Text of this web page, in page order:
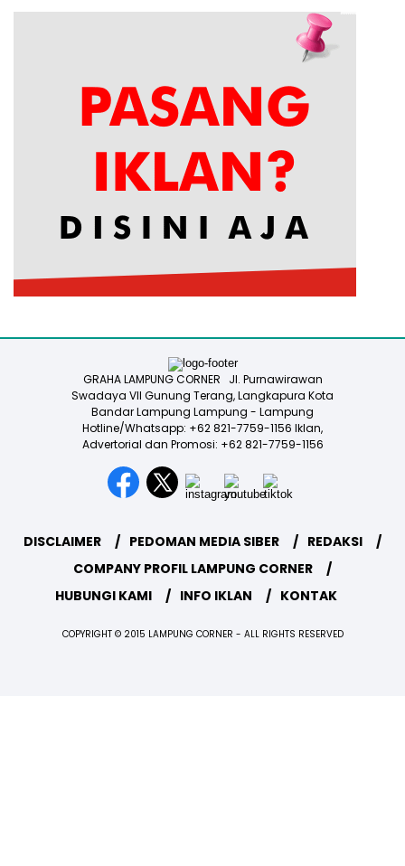
GRAHA LAMPUNG CORNER Jl. Purnawirawan
Swadaya VII Gunung Terang, Langkapura Kota
Bandar Lampung Lampung - Lampung
Hotline/Whatsapp: +62 821-7759-1156 Iklan,
Advertorial dan Promosi: +62 821-7759-1156
DISCLAIMER PEDOMAN MEDIA SIBER
REDAKSI
COMPANY PROFIL LAMPUNG CORNER
HUBUNGI KAMI
INFO IKLAN KONTAK
COPYRIGHT © 2015 LAMPUNG CORNER - ALL RIGHTS RESERVED